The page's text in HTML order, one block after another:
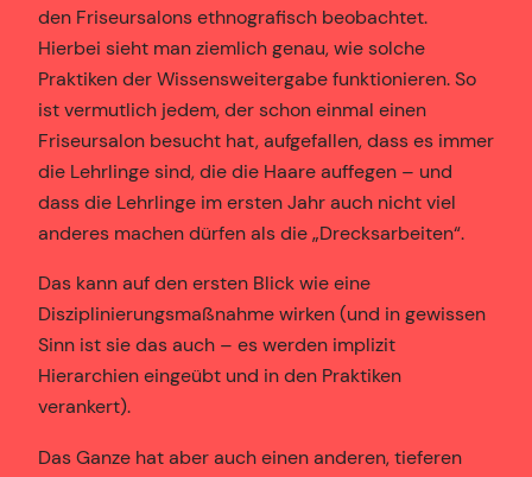
den Friseursalons ethnografisch beobachtet.
Hierbei sieht man ziemlich genau, wie solche
Praktiken der Wissensweitergabe funktionieren. So
ist vermutlich jedem, der schon einmal einen
Friseursalon besucht hat, aufgefallen, dass es immer
die Lehrlinge sind, die die Haare auffegen – und
dass die Lehrlinge im ersten Jahr auch nicht viel
anderes machen dürfen als die „Drecksarbeiten“.
Das kann auf den ersten Blick wie eine
Disziplinierungsmaßnahme wirken (und in gewissen
Sinn ist sie das auch – es werden implizit
Hierarchien eingeübt und in den Praktiken
verankert).
Das Ganze hat aber auch einen anderen, tieferen